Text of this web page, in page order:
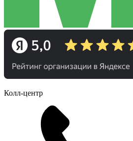
Колл-центр